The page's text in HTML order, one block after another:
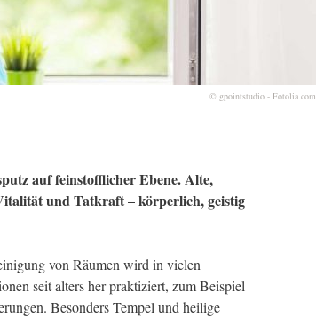
© gpointstudio - Fotolia.com
auf feinstofflicher Ebene. Alte,
und Tatkraft – körperlich, geistig
von Räumen wird in vielen
seit alters her praktiziert, zum Beispiel
Besonders Tempel und heilige